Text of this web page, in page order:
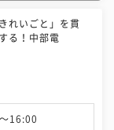
れいごと」を貫
る！中部電
16:00